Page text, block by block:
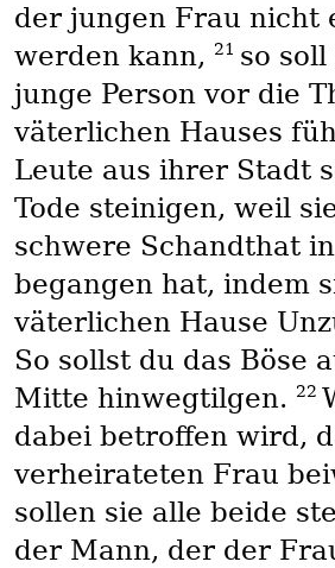
der jungen Frau nicht
werden kann,
21 so
junge Person vor die
väterlichen Hauses
Leute aus ihrer Stadt
Tode steinigen, weil
schwere Schandthat
begangen hat, indem
väterlichen Hause
So sollst du das Böse
Mitte hinwegtilgen. 22
dabei betroffen wird,
verheirateten Frau
sollen sie alle beide
der Mann, der der